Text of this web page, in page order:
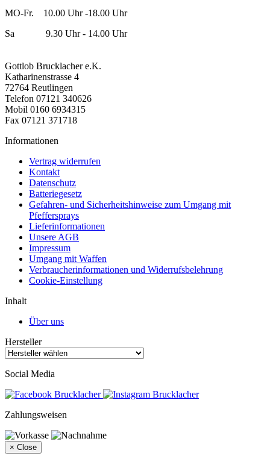
MO-Fr. 10.00 Uhr -18.00 Uhr
Sa 9.30 Uhr - 14.00 Uhr
Gottlob Brucklacher e.K.
Katharinenstrasse 4
72764 Reutlingen
Telefon 07121 340626
Mobil 0160 6934315
Fax 07121 371718
Informationen
Vertrag widerrufen
Kontakt
Datenschutz
Batteriegesetz
Gefahren- und Sicherheitshinweise zum Umgang mit
Pfeffersprays
Lieferinformationen
Unsere AGB
Impressum
Umgang mit Waffen
Verbraucherinformationen und Widerrufsbelehrung
Cookie-Einstellung
Inhalt
Über uns
Hersteller
Social Media
Zahlungsweisen
× Close